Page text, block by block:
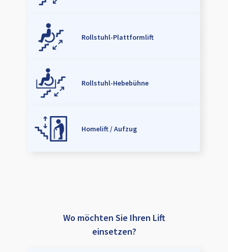
Rollstuhl-Plattformlift
Rollstuhl-Hebebühne
Homelift / Aufzug
Wo möchten Sie Ihren Lift
einsetzen?